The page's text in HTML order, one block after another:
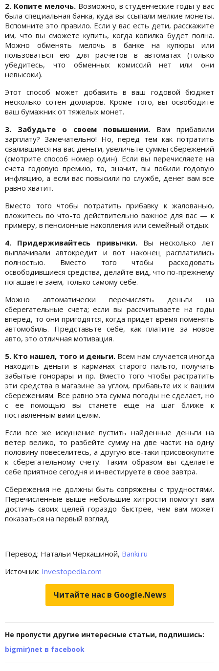
2. Копите мелочь.Возможно, в студенческие годы у вас
была специальная банка, куда вы ссыпали мелкие монеты.
Вспомните это правило. Если у вас есть дети, расскажите
им, что вы сможете купить, когда копилка будет полна.
Можно обменять мелочь в банке на купюры или
пользоваться ею для расчетов в автоматах (только
убедитесь, что обменных комиссий нет или они
невысоки).
Этот способ может добавить в ваш годовой бюджет
несколько сотен долларов. Кроме того, вы освободите
ваш бумажник от тяжелых монет.
3. Забудьте о своем повышении. Вам прибавили
зарплату? Замечательно! Но, перед тем как потратить
свалившиеся на вас деньги, увеличьте суммы сбережений
(смотрите способ номер один). Если вы перечисляете на
счета годовую премию, то, значит, вы побили годовую
инфляцию, а если вас повысили по службе, денег вам все
равно хватит.
Вместо того чтобы потратить прибавку к жалованью,
вложитесь во что-то действительно важное для вас — к
примеру, в пенсионные накопления или семейный отдых.
4. Придерживайтесь привычки.Вы несколько лет
выплачивали автокредит и вот наконец расплатились
полностью. Вместо того чтобы расходовать
освободившиеся средства, делайте вид, что по-прежнему
погашаете заем, только самому себе.
Можно автоматически перечислять деньги на
сберегательные счета; если вы рассчитываете на годы
вперед, то они пригодятся, когда придет время поменять
автомобиль. Представьте себе, как платите за новое
авто, это отличная мотивация.
5. Кто нашел, того и деньги. Всем нам случается иногда
находить деньги в карманах старого пальто, получать
забытые гонорары и пр. Вместо того чтобы растратить
эти средства в магазине за углом, прибавьте их к вашим
сбережениям. Все равно эта сумма погоды не сделает, но
с ее помощью вы станете еще на шаг ближе к
поставленным вами целям.
Если все же искушение пустить найденные деньги на
ветер велико, то разбейте сумму на две части: на одну
половину повеселитесь, а другую все-таки присовокупите
к сберегательному счету. Таким образом вы сделаете
себе приятное сегодня и инвестируете в свое завтра.
Сбережения не должны быть сопряжены с трудностями.
Перечисленные выше небольшие хитрости помогут вам
достичь своих целей гораздо быстрее, чем вам может
показаться на первый взгляд.
Перевод: Натальи Черкашиной, Banki.ru
Источник: Investopedia.com
Читайте нас в Google.News
Не пропусти другие интересные статьи, подпишись:
bigmir)net в facebook